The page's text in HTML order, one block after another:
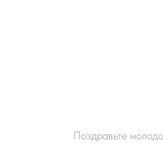
Поздравьте